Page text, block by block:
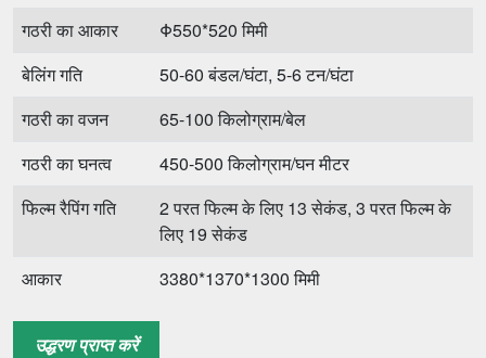
गठरी का आकार
Φ550*520 मिमी
बेलिंग गति
50-60 बंडल/घंटा, 5-6 टन/घंटा
गठरी का वजन
65-100 किलोग्राम/बेल
गठरी का घनत्व
450-500 किलोग्राम/घन मीटर
फिल्म रैपिंग गति
2 परत फिल्म के लिए 13 सेकंड, 3 परत फिल्म के
लिए 19 सेकंड
आकार
3380*1370*1300 मिमी
वज़न
उद्धरण प्राप्त करें